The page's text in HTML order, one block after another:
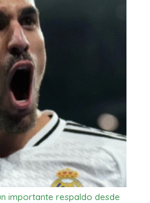
importante respaldo desde